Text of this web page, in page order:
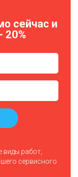
сейчас и
20%
виды работ,
сервисного